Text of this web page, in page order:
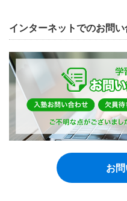
インターネットでのお問
お